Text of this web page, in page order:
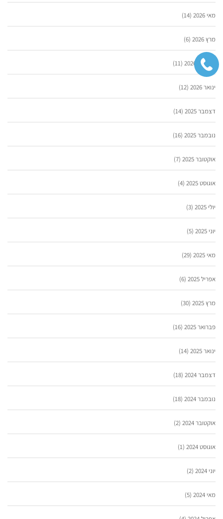
מאי 2026 (14)
מרץ 2026 (6)
פברואר 2026 (11)
ינואר 2026 (12)
דצמבר 2025 (14)
נובמבר 2025 (16)
אוקטובר 2025 (7)
אוגוסט 2025 (4)
יולי 2025 (3)
יוני 2025 (5)
מאי 2025 (29)
אפריל 2025 (6)
מרץ 2025 (30)
פברואר 2025 (16)
ינואר 2025 (14)
דצמבר 2024 (18)
נובמבר 2024 (18)
אוקטובר 2024 (2)
אוגוסט 2024 (1)
יוני 2024 (2)
מאי 2024 (5)